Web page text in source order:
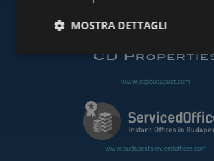
www.budapestpropertysellers.com
www.cdpbudapest.com
www.budapestservicedoffices.com
MOSTRA DETTAGLI